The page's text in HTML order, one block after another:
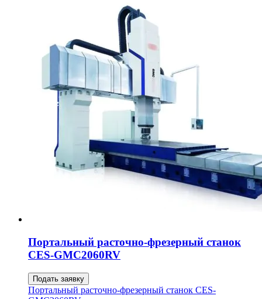
Портальный расточно-фрезерный станок
CES-GMC2060RV
Подать заявку
Портальный расточно-фрезерный станок CES-